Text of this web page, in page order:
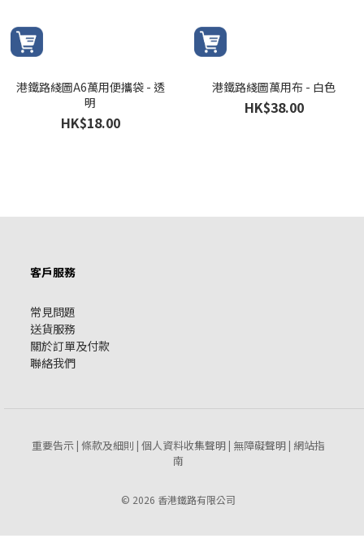
港鐵路綫圖A6萬用便攜袋 - 透
明
HK$18.00
港鐵路綫圖萬用布 - 白色
HK$38.00
客戶服務
常見問題
送貨服務
關於訂單及付款
聯絡我們
重要告示| 條款及細則 | 個人資料收集聲明| 無障礙聲明| 網站指
南
© 2026 香港鐵路有限公司